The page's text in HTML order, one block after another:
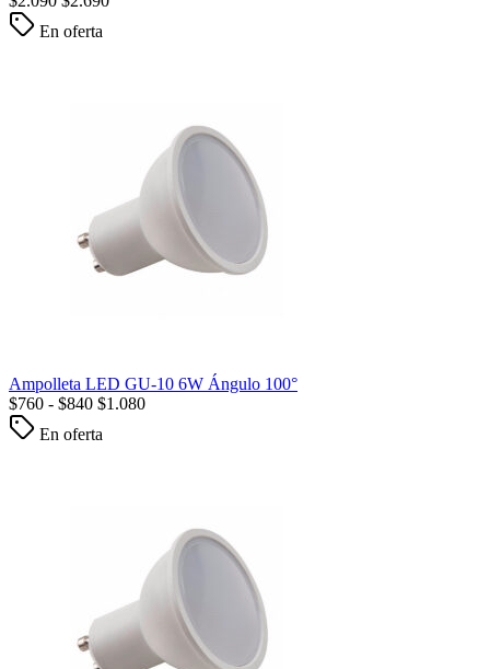
En oferta
Ampolleta LED GU-10 6W Ángulo 100°
$760 - $840 $1.080
En oferta